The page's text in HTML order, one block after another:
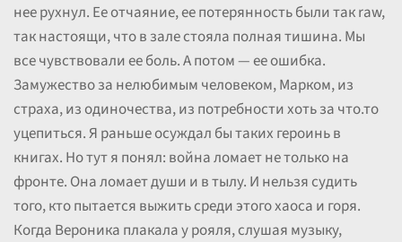
нее рухнул. Ее отчаяние, ее потерянность были так raw,
так настоящи, что в зале стояла полная тишина. Мы
все чувствовали ее боль. А потом — ее ошибка.
Замужество за нелюбимым человеком, Марком, из
страха, из одиночества, из потребности хоть за что.то
уцепиться. Я раньше осуждал бы таких героинь в
книгах. Но тут я понял: война ломает не только на
фронте. Она ломает души и в тылу. И нельзя судить
того, кто пытается выжить среди этого хаоса и горя.
Когда Вероника плакала у рояля, слушая музыку,